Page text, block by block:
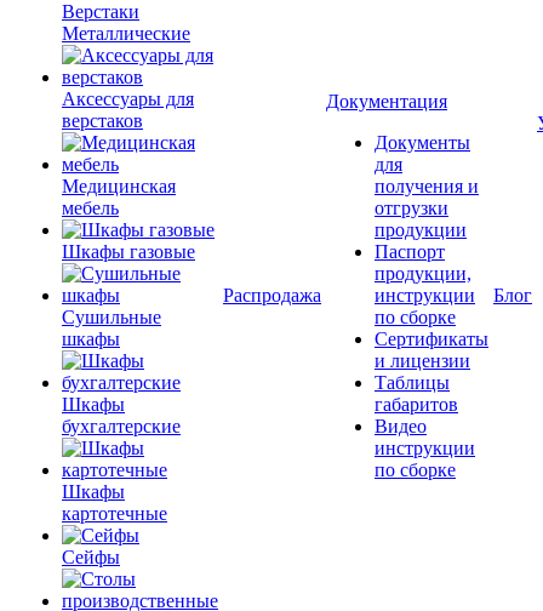
Верстаки
Металлические
Аксессуары для
верстаков
Медицинская
мебель
Шкафы газовые
Сушильные
шкафы
Шкафы
бухгалтерские
Шкафы
картотечные
Сейфы
Распродажа
Документация
Документы
для
получения и
отгрузки
продукции
Паспорт
продукции,
инструкции
по сборке
Сертификаты
и лицензии
Таблицы
габаритов
Видео
инструкции
по сборке
Блог